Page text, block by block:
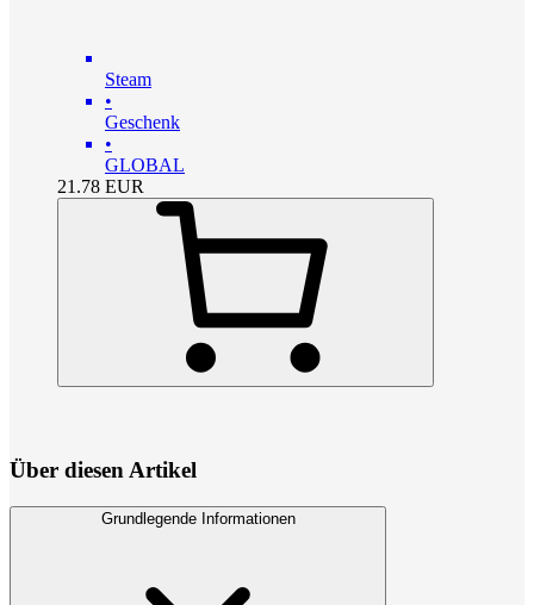
Steam
•
Geschenk
•
GLOBAL
21.78 EUR
Über diesen Artikel
Grundlegende Informationen